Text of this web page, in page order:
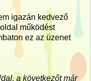
igazán kedvező
működést
ez az üzenet
a következőt már